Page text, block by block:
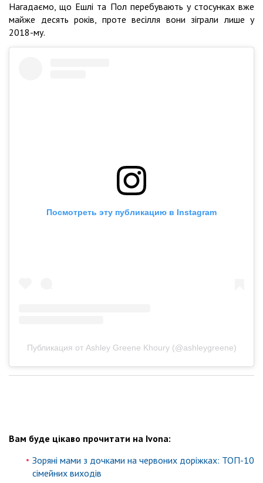
Нагадаємо, що Ешлі та Пол перебувають у стосунках вже
майже десять років, проте весілля вони зіграли лише у
2018-му.
Посмотреть эту публикацию в Instagram
Публикация от Ashley Greene Khoury (@ashleygreene)
Вам буде цікаво прочитати на Ivona:
Зоряні мами з дочками на червоних доріжках: ТОП-10
сімейних виходів